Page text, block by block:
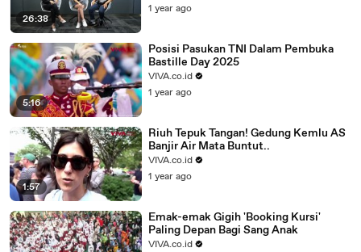
26:38
1 year ago
5:16
Posisi Pasukan TNI Dalam Pembuka
Bastille Day 2025
VIVA.co.id
1 year ago
1:57
Riuh Tepuk Tangan! Gedung Kemlu AS
Banjir Air Mata Buntut..
VIVA.co.id
1 year ago
Emak-emak Gigih 'Booking Kursi'
Paling Depan Bagi Sang Anak
VIVA.co.id